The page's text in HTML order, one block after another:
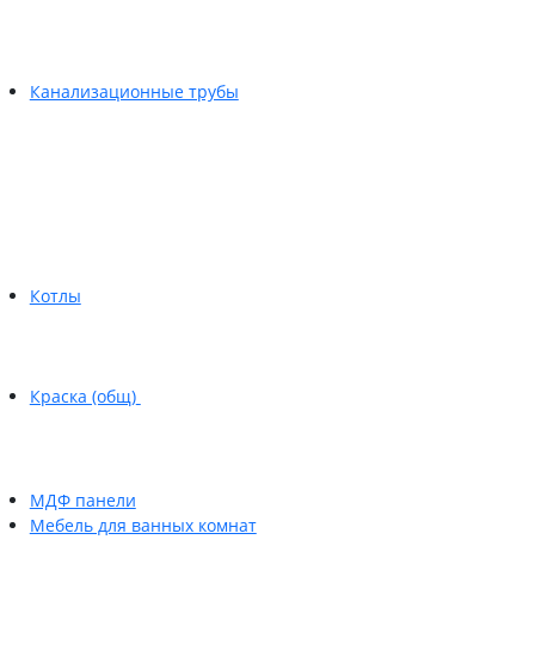
Канализационные трубы
Котлы
Краска (общ)
МДФ панели
Мебель для ванных комнат